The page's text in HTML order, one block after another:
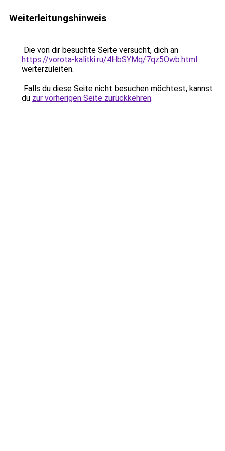
Weiterleitungshinweis
Die von dir besuchte Seite versucht, dich an
https://vorota-kalitki.ru/4HbSYMq/7qz5Owb.html
weiterzuleiten.
Falls du diese Seite nicht besuchen möchtest, kannst
du zur vorherigen Seite zurückkehren.